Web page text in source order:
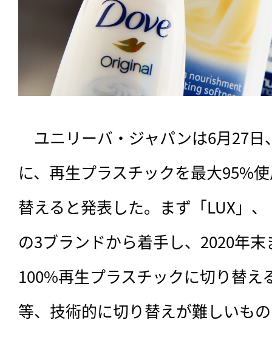
ユニリーバ・ジャパンは6月27日
に、再生プラスチックを最大95%
替えると発表した。まず「LUX」
の3ブランドから着手し、2020年
100%再生プラスチックに切り替え
等、技術的に切り替えが難しいも